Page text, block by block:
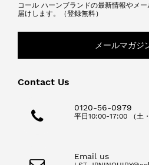
コール ハーンブランドの最新情報やメ
届けします。（登録無料）
メールマガジ
Contact Us
0120-56-0979
平日10:00-17:00 （土
Email us